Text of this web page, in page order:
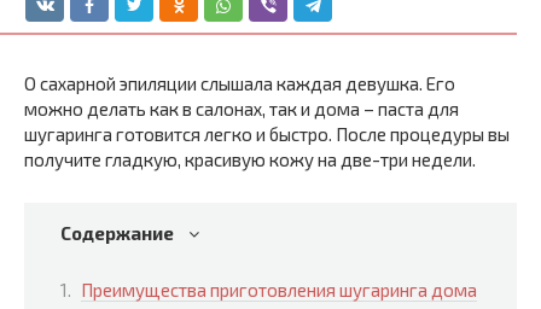
О сахарной эпиляции слышала каждая девушка. Его
можно делать как в салонах, так и дома – паста для
шугаринга готовится легко и быстро. После процедуры вы
получите гладкую, красивую кожу на две-три недели.
Содержание
Преимущества приготовления шугаринга дома